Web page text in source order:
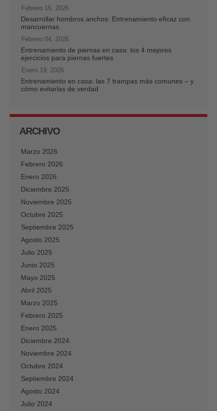
Febrero 16, 2026
Desarrollar hombros anchos: Entrenamiento eficaz con
mancuernas
Febrero 04, 2026
Entrenamiento de piernas en casa: los 4 mejores
ejercicios para piernas fuertes
Enero 19, 2026
Entrenamiento en casa: las 7 trampas más comunes – y
cómo evitarlas de verdad
ARCHIVO
Marzo 2026
Febrero 2026
Enero 2026
Diciembre 2025
Noviembre 2025
Octubre 2025
Septiembre 2025
Agosto 2025
Julio 2025
Junio 2025
Mayo 2025
Abril 2025
Marzo 2025
Febrero 2025
Enero 2025
Diciembre 2024
Noviembre 2024
Octubre 2024
Septiembre 2024
Agosto 2024
Julio 2024